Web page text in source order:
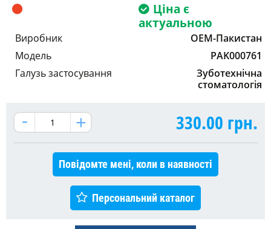
Ціна є
актуальною
Виробник
OEM-Пакистан
Модель
PAK000761
Галузь застосування
Зуботехнічна
стоматологія
330.00 грн.
Повідомте мені, коли в наявності
Персональний каталог